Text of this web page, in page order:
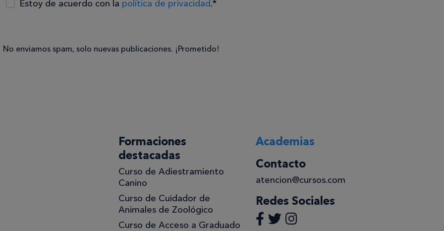
Estoy de acuerdo con la política de privacidad.*
Consentimiento
No enviamos spam, solo nuevas publicaciones. ¡Prometido!
Formaciones
destacadas
Curso de Adiestramiento
Canino
Curso de Cuidador de
Animales de Zoológico
Curso de Acceso a Graduado
Academias
Contacto
atencion@cursos.com
Redes Sociales